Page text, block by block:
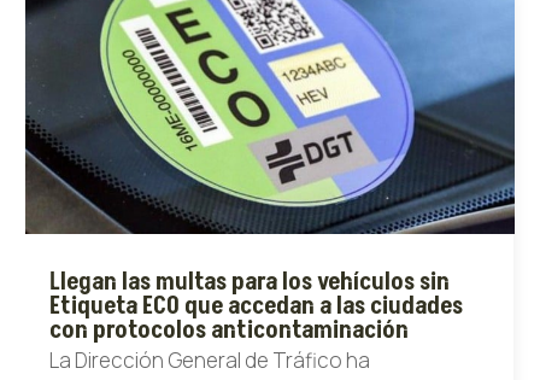
Llegan las multas para los vehículos sin
Etiqueta ECO que accedan a las ciudades
con protocolos anticontaminación
La Dirección General de Tráfico ha